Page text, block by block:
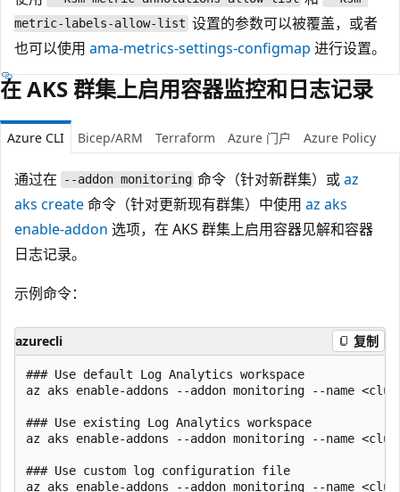
metric-labels-allow-list 设置的参数可以被覆盖，或者
也可以使用 ama-metrics-settings-configmap 进行设置。
在 AKS 群集上启用容器监控和日志记录
Azure CLI Bicep/ARM Terraform Azure 门户 Azure Policy
通过在 --addon monitoring 命令（针对新群集）或az
aks create命令（针对更新现有群集）中使用 az aks
enable-addon 选项，在 AKS 群集上启用容器见解和容器
日志记录。
示例命令：
azurecli 复制
### Use default Log Analytics workspace
az aks enable-addons --addon monitoring --name
### Use existing Log Analytics workspace
az aks enable-addons --addon monitoring --name
### Use custom log configuration file